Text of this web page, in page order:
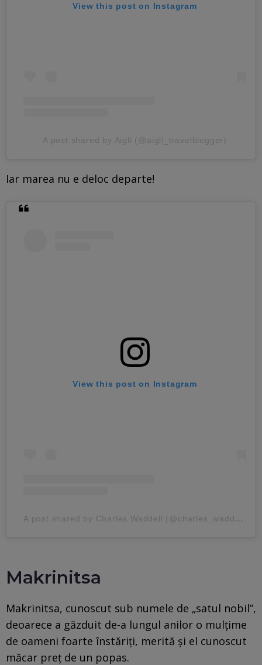
View this post on Instagram
A post shared by Aigli (@aigli_travelblogger)
Iar marea nu e deloc departe!
View this post on Instagram
A post shared by Charles Waddell (@charles_waddell)
Makrinitsa
Makrinitsa, cunoscut sub numele de „satul nobil”,
deoarece a găzduit de-a lungul anilor o mulțime
de oameni foarte înstăriți, merită și el cunoscut
măcar preț de un popas.